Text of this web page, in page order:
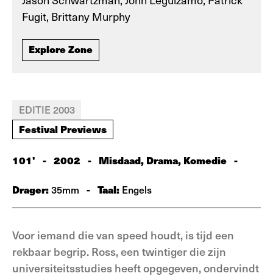
Fugit, Brittany Murphy
Explore Zone
EDITIE 2003
Festival Previews
101' - 2002 - Misdaad, Drama, Komedie -
Drager:35mm - Taal: Engels
Voor iemand die van speed houdt, is tijd een
rekbaar begrip. Ross, een twintiger die zijn
universiteitsstudies heeft opgegeven, ondervindt